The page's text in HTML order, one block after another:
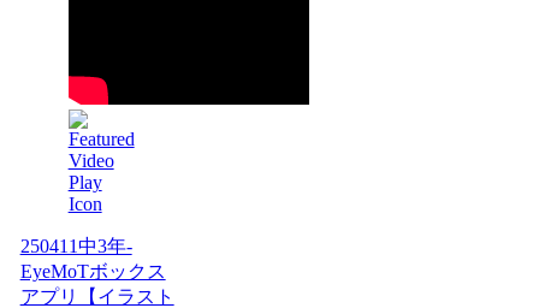
250411中3年-
EyeMoTボックス
アプリ【イラスト